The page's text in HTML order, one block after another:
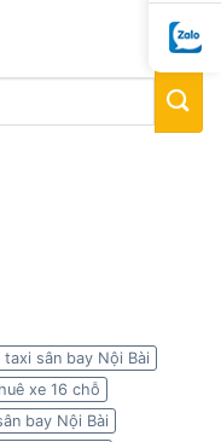
taxi sân bay Nội Bài
xe 16 chỗ
bay Nội Bài